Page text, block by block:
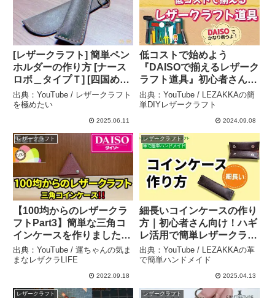
[レザークラフト] 簡単ペン
ホルダーの作り方 [ナース
ロボ＿タイプＴ] [四国めた
ん][VOICEVOX解説] [レザ
ークラフト初心者 ] – レザ
ークラフトを極めたい
出典：YouTube / レザークラフト
を極めたい
2025.06.11
低コストで始めよう
『DAISOで揃えるレザーク
ラフト道具』初心者さん向
け leathercraft DIY –
LEZAKKAの簡単DIYレザ
出典：YouTube / LEZAKKAの簡
単DIYレザークラフト
2024.09.08
レザークラフト
【100均からのレザークラ
フトPart3】簡単な三角コ
インケースを作りました。
＃100均 ＃ダイソー＃セ
リア – 運ちゃんの気ままな
出典：YouTube / 運ちゃんの気ま
まなレザクラLIFE
2022.09.18
レザークラフト
細長いコインケースの作り
方｜初心者さん向け！ハギ
レ活用で簡単レザークラフ
ト – LEZAKKAの革で簡単
ハンドメイド
出典：YouTube / LEZAKKAの革
で簡単ハンドメイド
2025.04.13
レザークラフト レザークラフト